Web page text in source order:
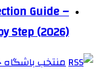
Guide –
Step (2026)
منتخب باشگاه